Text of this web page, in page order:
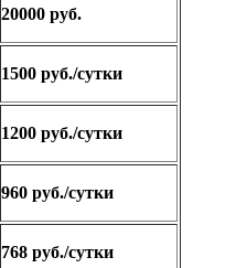
20000 руб.
1500 руб./сутки
1200 руб./сутки
960 руб./сутки
768 руб./сутки